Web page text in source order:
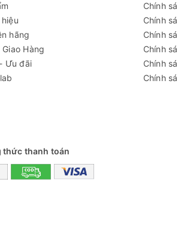
suất
điện
thước vận chuyển(W*D*H)
hãng
Hàng
Ưu đãi
Chính
Chính
Chính
Chính
Chính
Chính
thức thanh toán